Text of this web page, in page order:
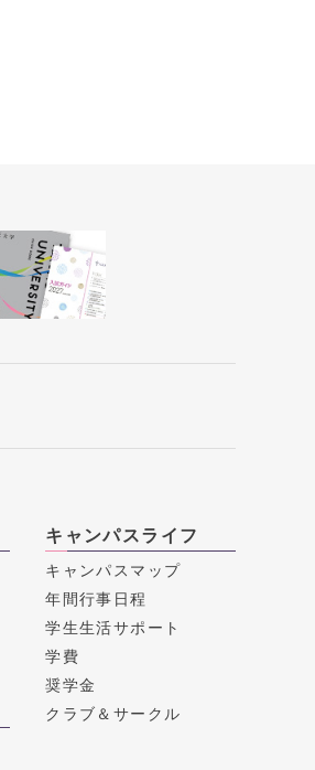
キャンパスライフ
キャンパスマップ
年間行事日程
学生生活サポート
学費
奨学金
クラブ＆サークル